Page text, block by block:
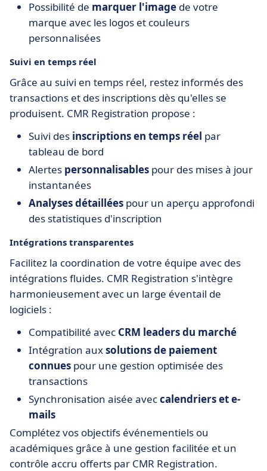
Possibilité de marquer l'image de votre
marque avec les logos et couleurs
personnalisées
Suivi en temps réel
Grâce au suivi en temps réel, restez informés des
transactions et des inscriptions dès qu'elles se
produisent. CMR Registration propose :
Suivi des inscriptions en temps réel par
tableau de bord
Alertes personnalisables pour des mises à jour
instantanées
Analyses détaillées pour un aperçu approfondi
des statistiques d'inscription
Intégrations transparentes
Facilitez la coordination de votre équipe avec des
intégrations fluides. CMR Registration s'intègre
harmonieusement avec un large éventail de
logiciels :
Compatibilité avec CRM leaders du marché
Intégration auxsolutions de paiement
connues pour une gestion optimisée des
transactions
Synchronisation aisée aveccalendriers et e-
mails
Complétez vos objectifs événementiels ou
académiques grâce à une gestion facilitée et un
contrôle accru offerts par CMR Registration.